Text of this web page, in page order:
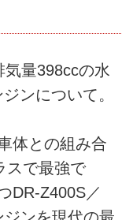
気量398ccの水
ンについて。
体との組み合
スで最強で
DR-Z400S／